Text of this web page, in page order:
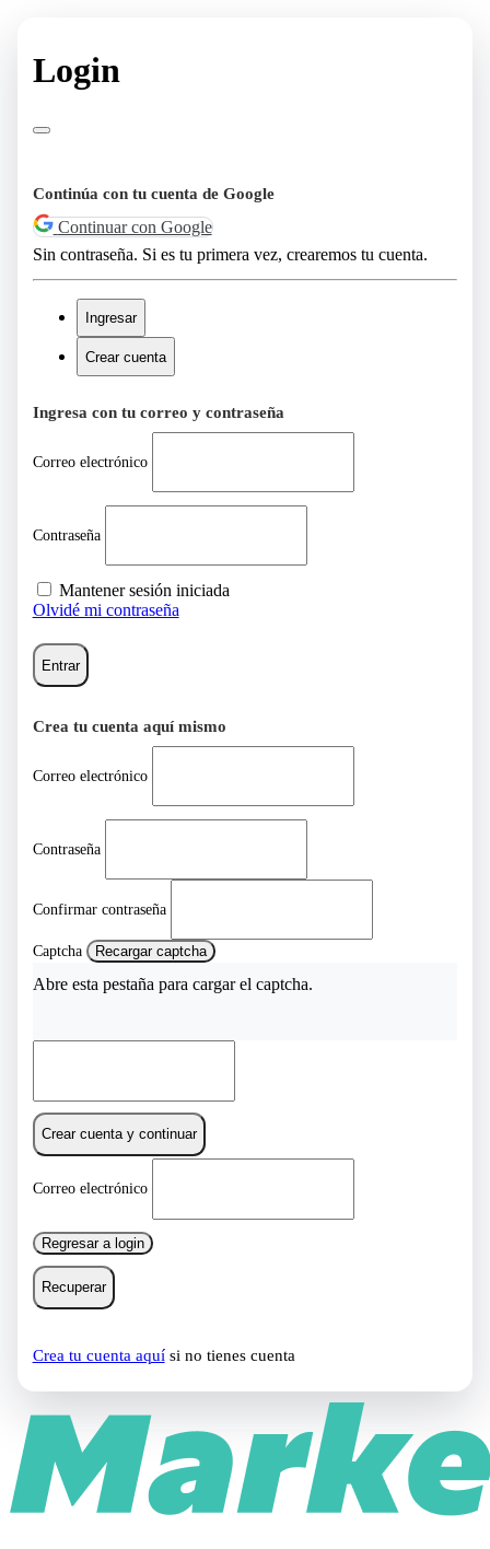
Login
Continúa con tu cuenta de Google
Continuar con Google
Sin contraseña. Si es tu primera vez, crearemos tu cuenta.
Ingresar
Crear cuenta
Ingresa con tu correo y contraseña
Correo electrónico
Contraseña
Mantener sesión iniciada
Olvidé mi contraseña
Entrar
Crea tu cuenta aquí mismo
Correo electrónico
Contraseña
Confirmar contraseña
Captcha Recargar captcha
Abre esta pestaña para cargar el captcha.
Crear cuenta y continuar
Correo electrónico
Regresar a login
Recuperar
Crea tu cuenta aquísi no tienes cuenta